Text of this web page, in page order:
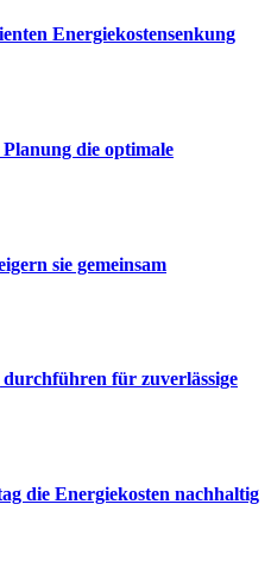
Energiekostensenkung
die optimale
sie gemeinsam
für zuverlässige
die Energiekosten nachhaltig